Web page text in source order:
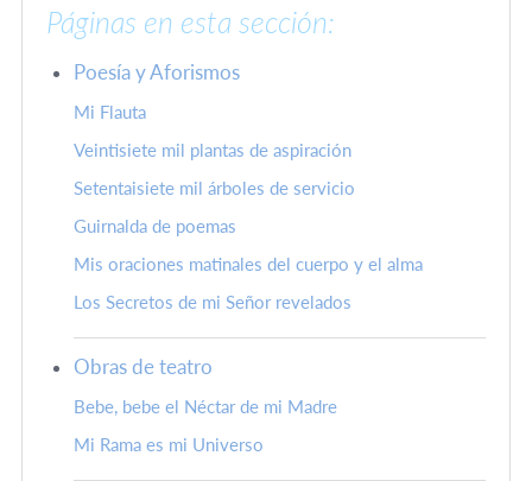
Páginas en esta sección:
Poesía y Aforismos
Mi Flauta
Veintisiete mil plantas de aspiración
Setentaisiete mil árboles de servicio
Guirnalda de poemas
Mis oraciones matinales del cuerpo y el alma
Los Secretos de mi Señor revelados
Obras de teatro
Bebe, bebe el Néctar de mi Madre
Mi Rama es mi Universo